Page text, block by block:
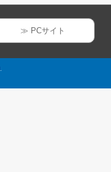
≫ PCサイト